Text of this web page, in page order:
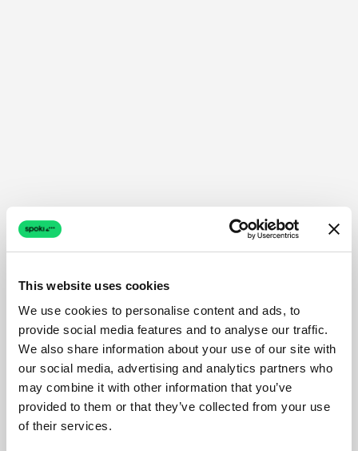
This website uses cookies
We use cookies to personalise content and ads, to
provide social media features and to analyse our traffic.
We also share information about your use of our site with
our social media, advertising and analytics partners who
may combine it with other information that you’ve
provided to them or that they’ve collected from your use
of their services.